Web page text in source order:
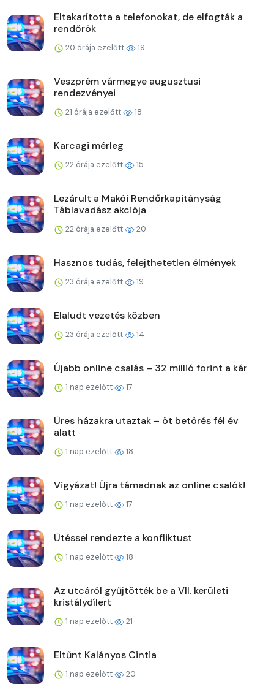
Eltakarította a telefonokat, de elfogták a
rendőrök
20 órája ezelőtt 19
Veszprém vármegye augusztusi
rendezvényei
21 órája ezelőtt 18
Karcagi mérleg
22 órája ezelőtt 15
Lezárult a Makói Rendőrkapitányság
Táblavadász akciója
22 órája ezelőtt 20
Hasznos tudás, felejthetetlen élmények
23 órája ezelőtt 19
Elaludt vezetés közben
23 órája ezelőtt 14
Újabb online csalás – 32 millió forint a kár
1 nap ezelőtt 17
Üres házakra utaztak – öt betörés fél év
alatt
1 nap ezelőtt 18
Vigyázat! Újra támadnak az online csalók!
1 nap ezelőtt 17
Ütéssel rendezte a konfliktust
1 nap ezelőtt 18
Az utcáról gyűjtötték be a VII. kerületi
kristálydílert
1 nap ezelőtt 21
Eltűnt Kalányos Cintia
1 nap ezelőtt 20